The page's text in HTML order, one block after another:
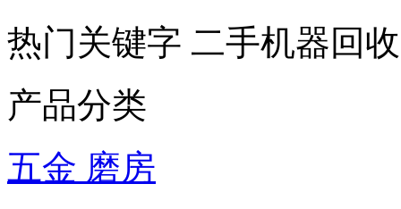
热门关键字 二手机器回
产品分类
五金 磨房